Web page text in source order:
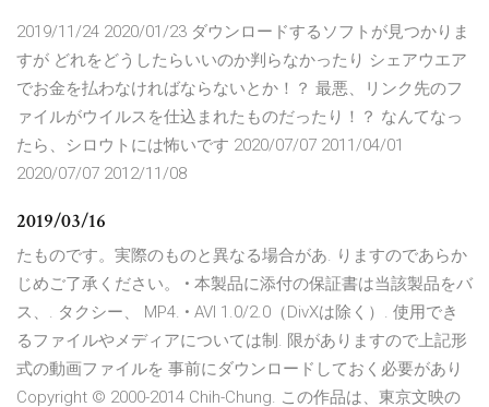
2019/11/24 2020/01/23 ダウンロードするソフトが見つかりま
すが どれをどうしたらいいのか判らなかったり シェアウエア
でお金を払わなければならないとか！？ 最悪、リンク先のフ
ァイルがウイルスを仕込まれたものだったり！？ なんてなっ
たら、シロウトには怖いです 2020/07/07 2011/04/01
2020/07/07 2012/11/08
2019/03/16
たものです。実際のものと異なる場合があ. りますのであらか
じめご了承ください。 • 本製品に添付の保証書は当該製品をバ
ス、. タクシー、 MP4. • AVI 1.0/2.0（DivXは除く）. 使用でき
るファイルやメディアについては制. 限がありますので上記形
式の動画ファイルを 事前にダウンロードしておく必要があり
Copyright © 2000-2014 Chih-Chung. この作品は、東京文映の